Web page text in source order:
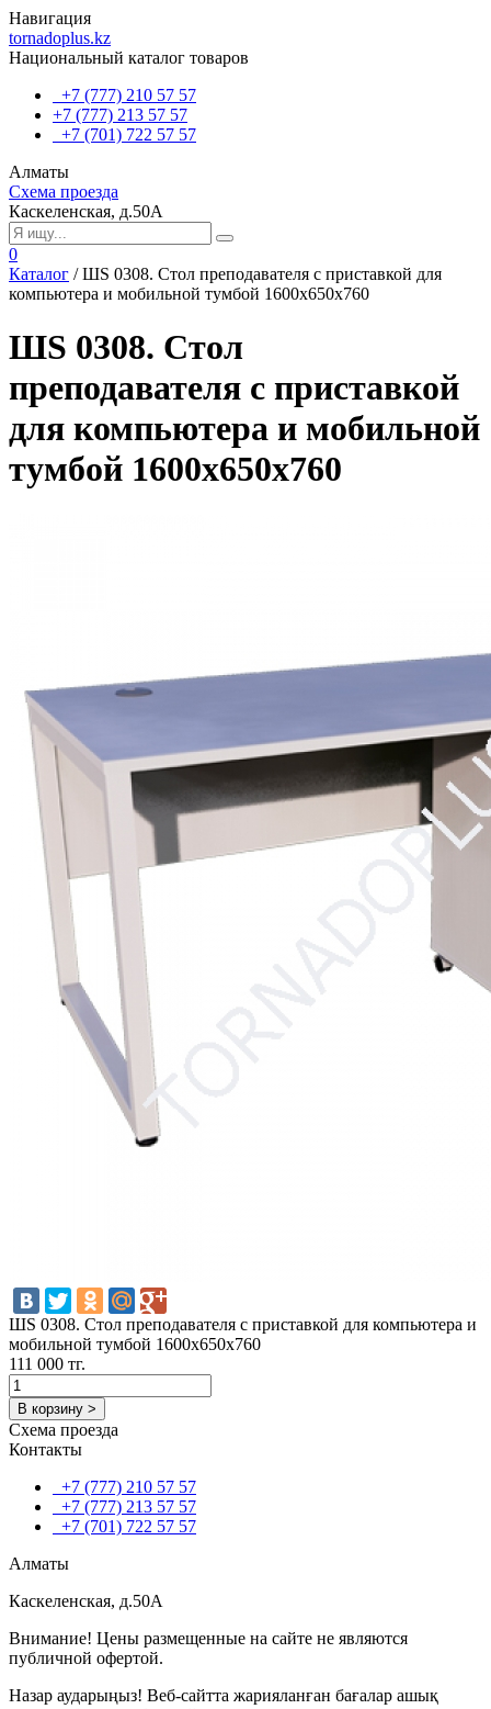
Навигация
tornadoplus.kz
Национальный каталог товаров
+7 (777) 210 57 57
+7 (777) 213 57 57
+7 (701) 722 57 57
Алматы
Схема проезда
Каскеленская, д.50А
0
Каталог /ШS 0308. Стол преподавателя с приставкой для
компьютера и мобильной тумбой 1600х650х760
ШS 0308. Стол
преподавателя с приставкой
для компьютера и мобильной
тумбой 1600х650х760
ШS 0308. Стол преподавателя с приставкой для компьютера и
мобильной тумбой 1600х650х760
111 000 тг.
В корзину >
Схема проезда
Контакты
+7 (777) 210 57 57
+7 (777) 213 57 57
+7 (701) 722 57 57
Алматы
Каскеленская, д.50А
Внимание! Цены размещенные на сайте не являются
публичной офертой.
Назар аударыңыз! Веб-сайтта жарияланған бағалар ашық